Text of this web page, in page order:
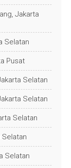
Jakarta
Selatan
Pusat
Selatan
Selatan
Selatan
Selatan
Selatan